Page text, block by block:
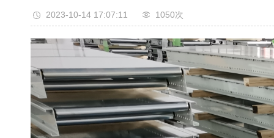
2023-10-14 17:07:11 1050次